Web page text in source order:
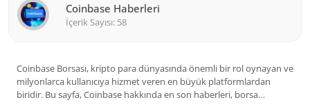
Coinbase Haberleri
İçerik Sayısı: 58
Coinbase Borsası, kripto para dünyasında önemli bir rol oynayan ve
milyonlarca kullanıcıya hizmet veren en büyük platformlardan
biridir. Bu sayfa, Coinbase hakkında en son haberleri, borsa